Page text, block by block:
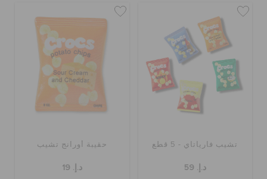
تشيب فارياتاي - 5 قطع
د.إ. 59
حقيبة أورانج تشيب
د.إ. 19